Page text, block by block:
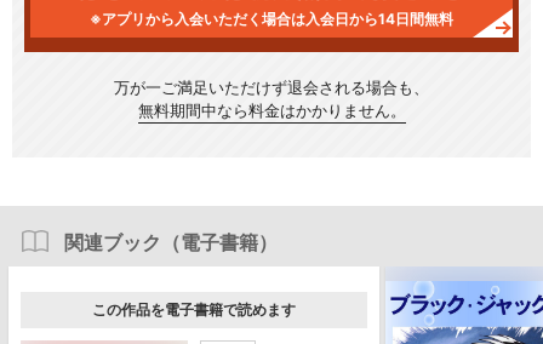
※アプリから入会いただく場合は入会日から14日間無料
万が一ご満足いただけず退会される場合も、
無料期間中なら料金はかかりません。
関連ブック（電子書籍）
この作品を電子書籍で読めます